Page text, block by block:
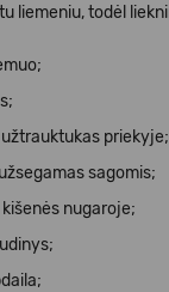
liemeniu, todėl
priekyje;
sagomis;
nugaroje;